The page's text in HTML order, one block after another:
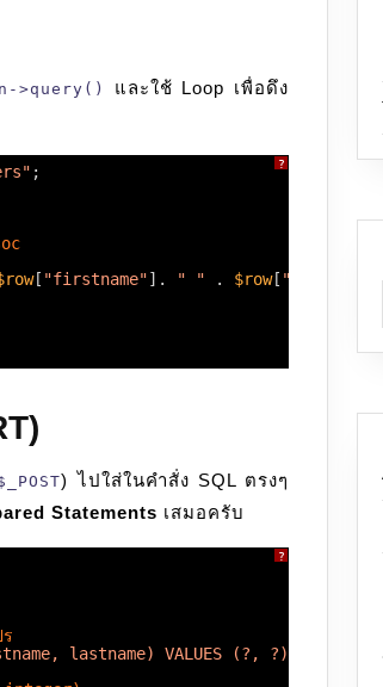
>query()
และใช้ Loop เพื่อดึง
?
;
[ "firstname"]. " " . $row[ "lastname"
) ไปใส่ในคำสั่ง SQL ตรงๆ
Statements เสมอครับ
?
lastname) VALUES (?, ?)"